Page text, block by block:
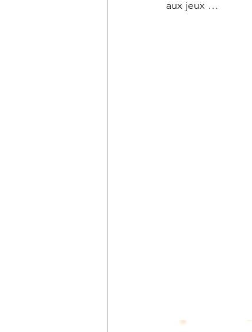
aux jeux …